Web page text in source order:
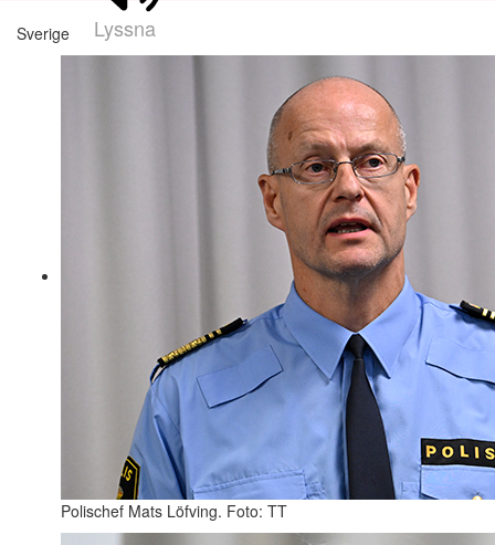
Lyssna
Sverige
Polischef Mats Löfving. Foto: TT